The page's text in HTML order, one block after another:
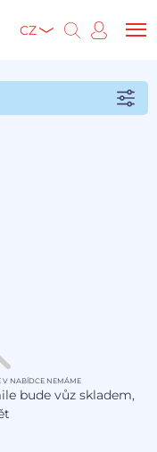
CZ
V NABÍDCE NEMÁME
bude vůz skladem,